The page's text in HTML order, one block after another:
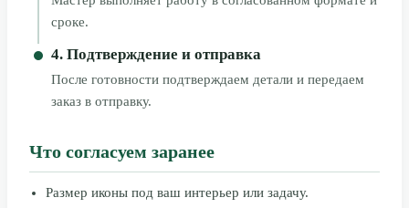
сроке.
4. Подтверждение и отправка
После готовности подтверждаем детали и передаем
заказ в отправку.
Что согласуем заранее
Размер иконы под ваш интерьер или задачу.